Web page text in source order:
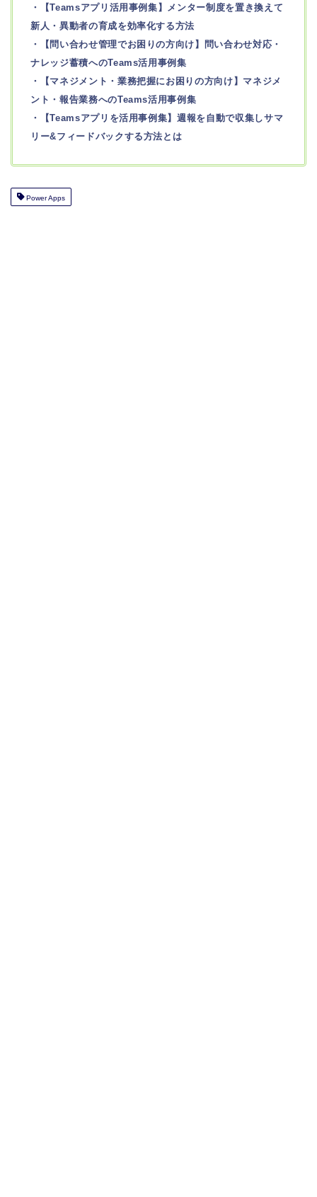
・【Teamsアプリ活用事例集】メンター制度を置き換えて
新人・異動者の育成を効率化する方法
・【問い合わせ管理でお困りの方向け】問い合わせ対応・
ナレッジ蓄積へのTeams活用事例集
・【マネジメント・業務把握にお困りの方向け】マネジメ
ント・報告業務へのTeams活用事例集
・【Teamsアプリを活用事例集】週報を自動で収集しサマ
リー&フィードバックする方法とは
Power Apps